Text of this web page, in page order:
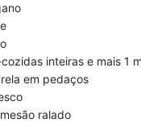
inteiras e mais 1
em pedaços
ralado